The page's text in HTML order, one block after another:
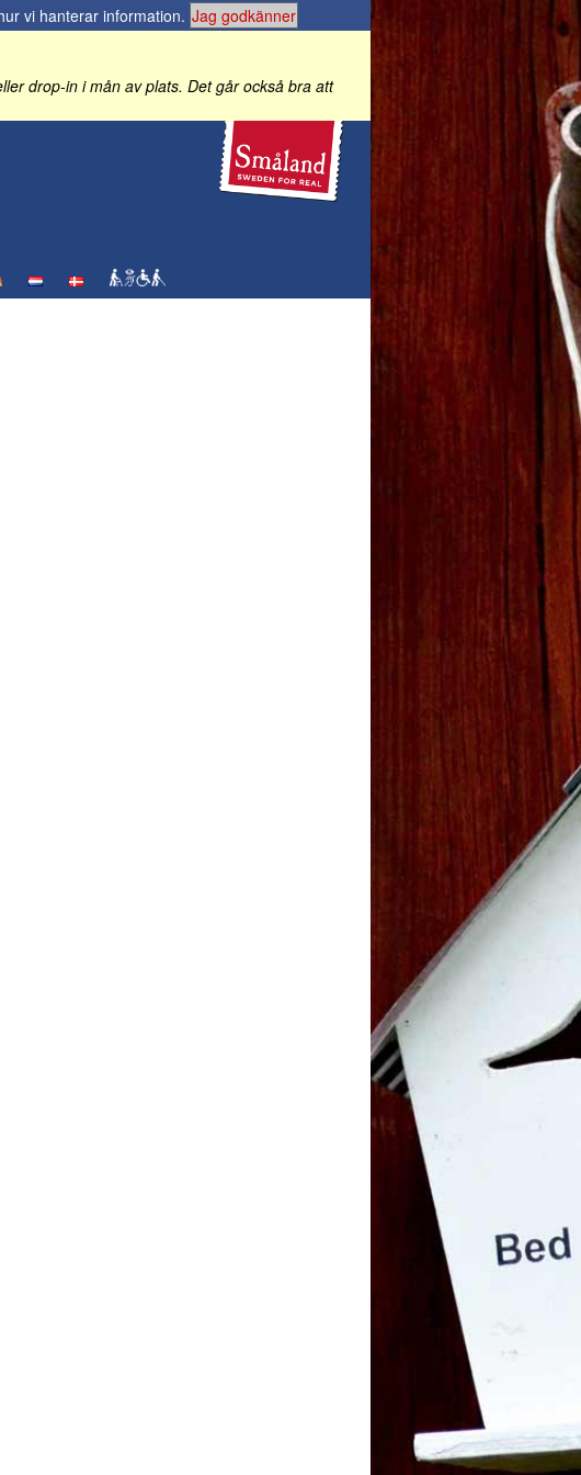
vi hanterar information. Jag godkänner
drop-in i mån av plats. Det går också bra att